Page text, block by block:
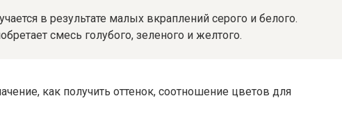
в результате малых вкраплений серого и белого.
смесь голубого, зеленого и желтого.